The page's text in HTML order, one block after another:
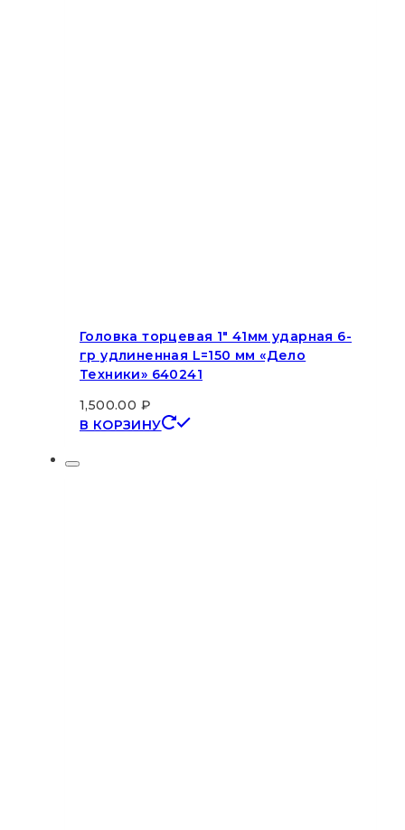
Головка торцевая 1″ 41мм ударная 6-
гр удлиненная L=150 мм «Дело
Техники» 640241
1,500.00 ₽
В КОРЗИНУ